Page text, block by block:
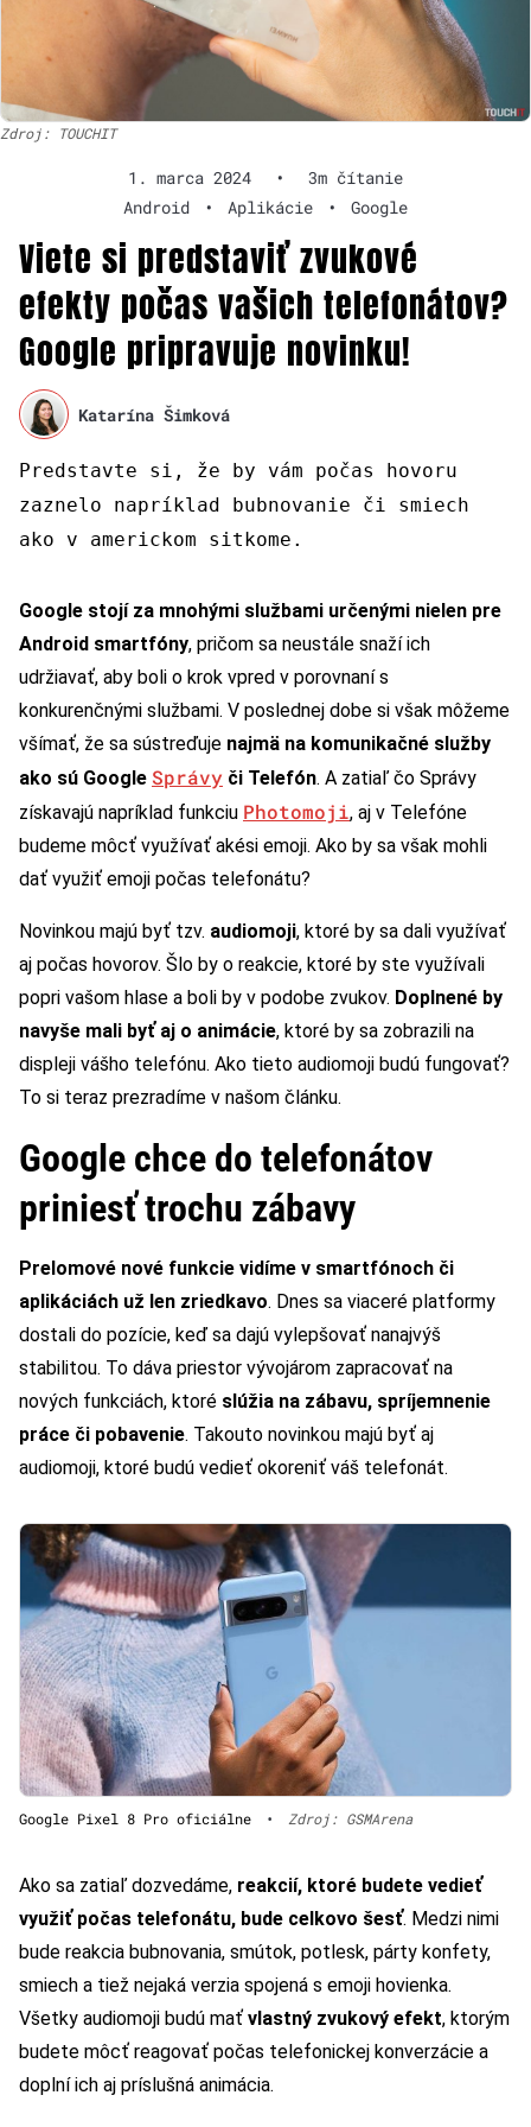
Zdroj: TOUCHIT
1. marca 2024 •
3m čítanie
Android
• Aplikácie • Google
Viete si predstaviť zvukové
efekty počas vašich telefonátov?
Google pripravuje novinku!
Katarína Šimková
Predstavte si, že by vám počas hovoru
zaznelo napríklad bubnovanie či smiech
ako v americkom sitkome.
Google stojí za mnohými službami určenými nielen pre
Android smartfóny, pričom sa neustále snaží ich
udržiavať, aby boli o krok vpred v porovnaní s
konkurenčnými službami. V poslednej dobe si však môžeme
všímať, že sa sústreďuje najmä na komunikačné služby
ako sú Google Správy či Telefón. A zatiaľ čo Správy
získavajú napríklad funkciu Photomoji, aj v Telefóne
budeme môcť využívať akési emoji. Ako by sa však mohli
dať využiť emoji počas telefonátu?
Novinkou majú byť tzv. audiomoji, ktoré by sa dali využívať
aj počas hovorov. Šlo by o reakcie, ktoré by ste využívali
popri vašom hlase a boli by v podobe zvukov. Doplnené by
navyše mali byť aj o animácie, ktoré by sa zobrazili na
displeji vášho telefónu. Ako tieto audiomoji budú fungovať?
To si teraz prezradíme v našom článku.
Google chce do telefonátov
priniesť trochu zábavy
Prelomové nové funkcie vidíme v smartfónoch či
aplikáciách už len zriedkavo. Dnes sa viaceré platformy
dostali do pozície, keď sa dajú vylepšovať nanajvýš
stabilitou. To dáva priestor vývojárom zapracovať na
nových funkciách, ktoré slúžia na zábavu, spríjemnenie
práce či pobavenie. Takouto novinkou majú byť aj
audiomoji, ktoré budú vedieť okoreniť váš telefonát.
Google Pixel 8 Pro oficiálne • Zdroj: GSMArena
Ako sa zatiaľ dozvedáme, reakcií, ktoré budete vedieť
využiť počas telefonátu, bude celkovo šesť. Medzi nimi
bude reakcia bubnovania, smútok, potlesk, párty konfety,
smiech a tiež nejaká verzia spojená s emoji hovienka.
Všetky audiomoji budú mať vlastný zvukový efekt, ktorým
budete môcť reagovať počas telefonickej konverzácie a
doplní ich aj príslušná animácia.